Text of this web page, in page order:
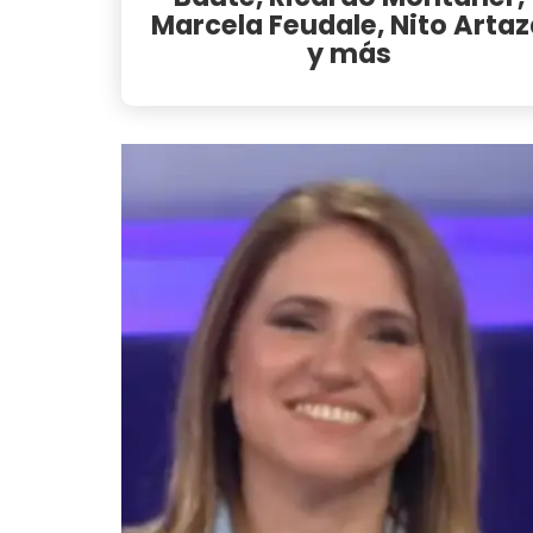
Marcela Feudale, Nito
y más